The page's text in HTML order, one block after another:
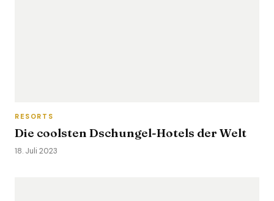
RESORTS
Die coolsten Dschungel-Hotels der Welt
18. Juli 2023